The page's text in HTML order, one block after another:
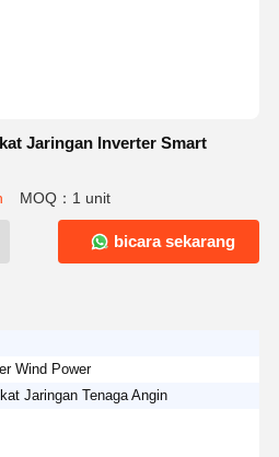
Jaringan Inverter Smart
MOQ：1 unit
bicara sekarang
Wind Power
Jaringan Tenaga Angin